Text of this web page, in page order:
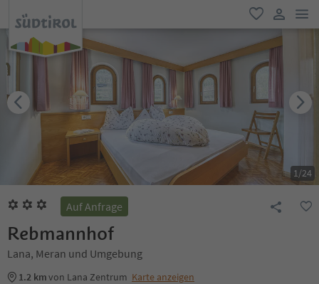
favorit
user link
1/24
Auf Anfrage
Rebmannhof
Lana, Meran und Umgebung
1.2 kmvon Lana Zentrum Karte anzeigen